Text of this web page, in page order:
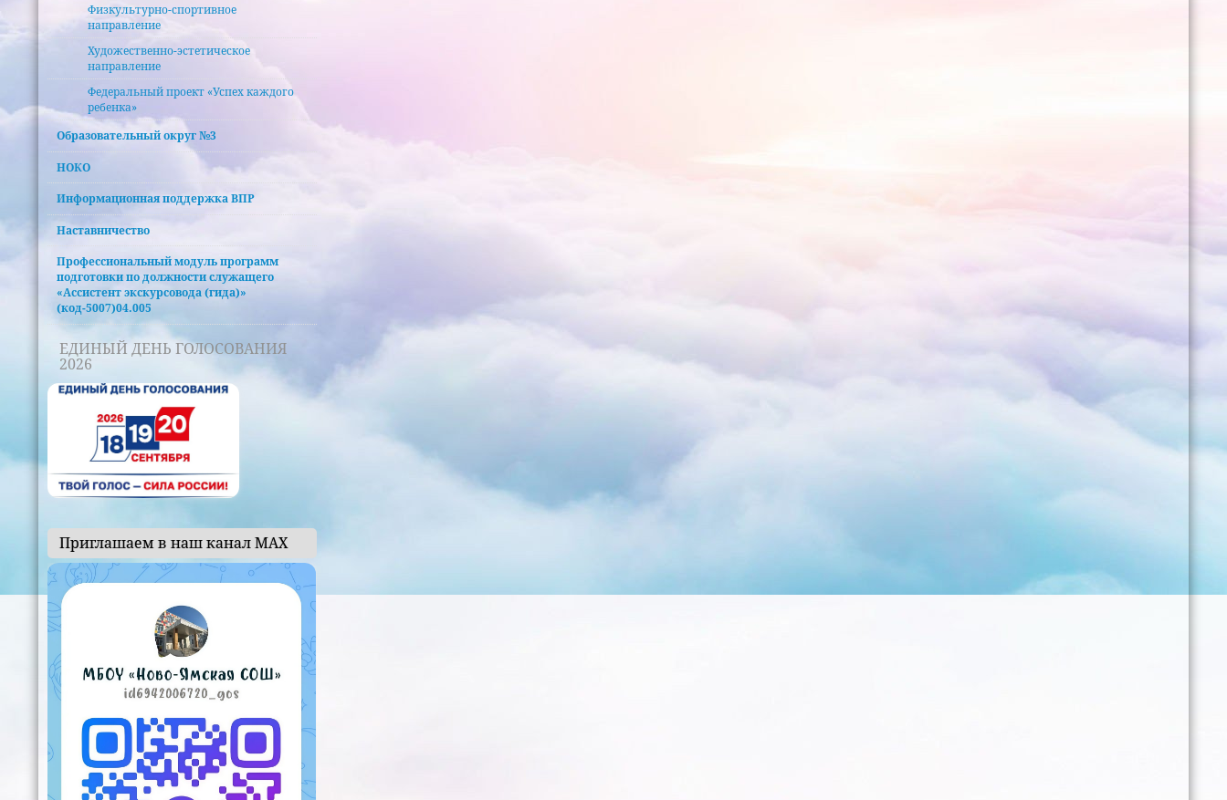
Физкультурно-спортивное
направление
Художественно-эстетическое
направление
Федеральный проект «Успех каждого
ребенка»
Образовательный округ №3
НОКО
Информационная поддержка ВПР
Наставничество
Профессиональный модуль программ
подготовки по должности служащего
«Ассистент экскурсовода (гида)»
(код-5007)04.005
ЕДИНЫЙ ДЕНЬ ГОЛОСОВАНИЯ
2026
Приглашаем в наш канал МАХ